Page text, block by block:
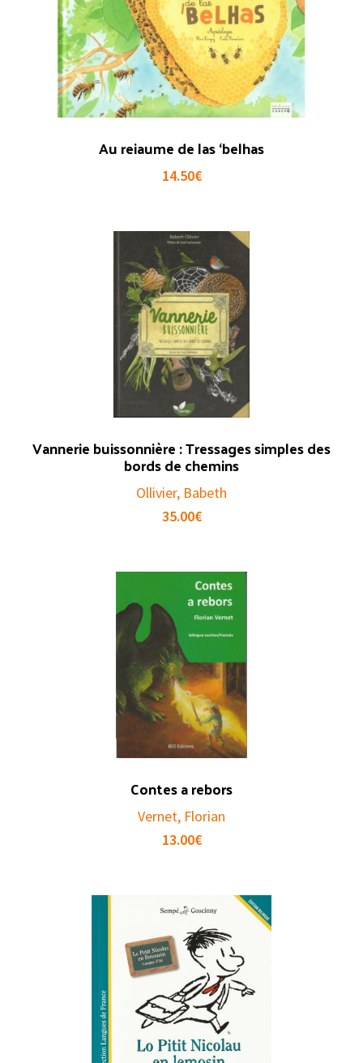
Au reiaume de las ‘belhas
14.50€
Vannerie buissonnière : Tressages simples des
bords de chemins
Ollivier, Babeth
35.00€
Contes a rebors
Vernet, Florian
13.00€